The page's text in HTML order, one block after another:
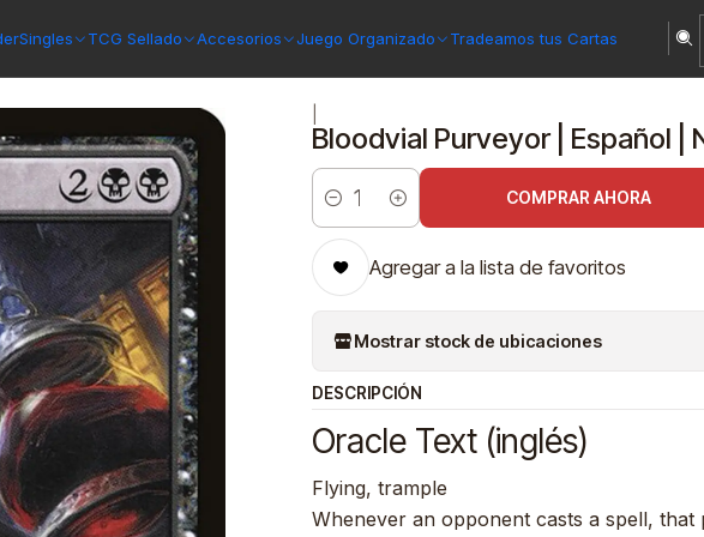
Singles TCG Sellado Accesorios Juego Organizado Tradeamos tus Cartas
Vow Bloodvial Purveyor | Español | NM | VOW
Bloodvial Purveyor | Español |
Cantidad
COMPRAR AHORA
Agregar a la lista de favoritos
Mostrar stock de ubicaciones
DESCRIPCIÓN
Oracle Text (inglés)
Flying, trample
Whenever an opponent casts a spell,